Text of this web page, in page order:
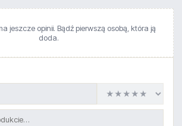
jeszcze opinii. Bądź pierwszą osobą, która ją
doda.